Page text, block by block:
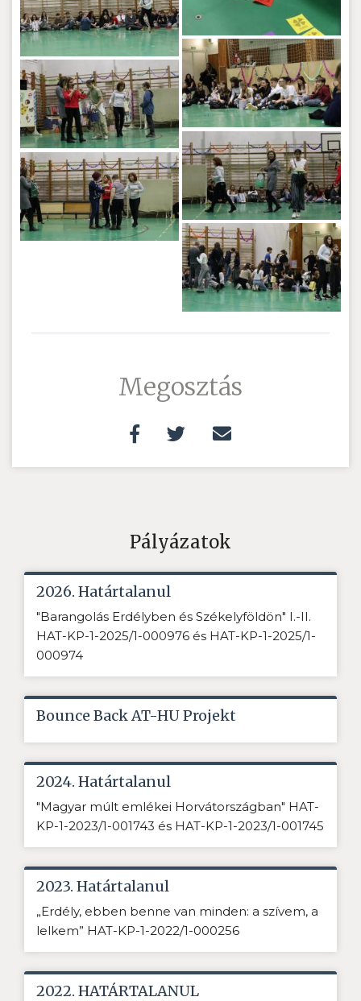
Megosztás
Pályázatok
2026. Határtalanul
"Barangolás Erdélyben és Székelyföldön" I.-II.
HAT-KP-1-2025/1-000976 és HAT-KP-1-2025/1-
000974
Bounce Back AT-HU Projekt
2024. Határtalanul
"Magyar múlt emlékei Horvátországban" HAT-
KP-1-2023/1-001743 és HAT-KP-1-2023/1-001745
2023. Határtalanul
„Erdély, ebben benne van minden: a szívem, a
lelkem” HAT-KP-1-2022/1-000256
2022. HATÁRTALANUL